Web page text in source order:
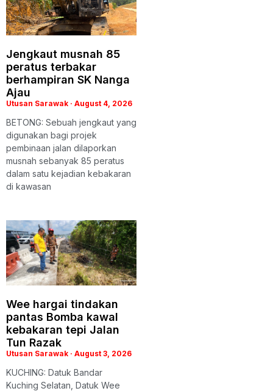
Jengkaut musnah 85
peratus terbakar
berhampiran SK Nanga
Ajau
Utusan Sarawak August 4, 2026
​BETONG: Sebuah jengkaut yang
digunakan bagi projek
pembinaan jalan dilaporkan
musnah sebanyak 85 peratus
dalam satu kejadian kebakaran
di kawasan
Wee hargai tindakan
pantas Bomba kawal
kebakaran tepi Jalan
Tun Razak
Utusan Sarawak August 3, 2026
KUCHING: Datuk Bandar
Kuching Selatan, Datuk Wee